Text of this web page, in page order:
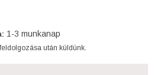
1-3 munkanap
után küldünk.